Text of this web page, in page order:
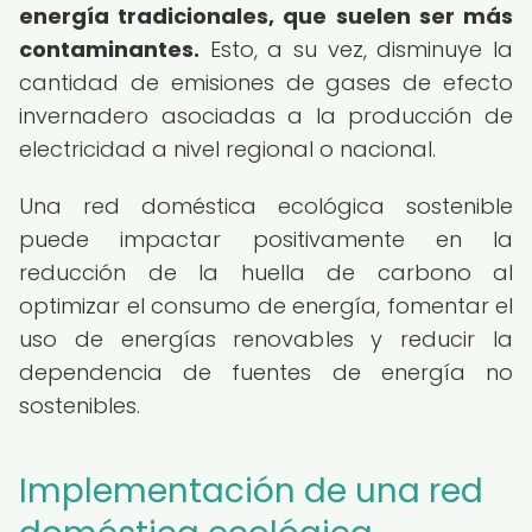
energía tradicionales, que suelen ser más
contaminantes. Esto, a su vez, disminuye la
cantidad de emisiones de gases de efecto
invernadero asociadas a la producción de
electricidad a nivel regional o nacional.
Una red doméstica ecológica sostenible
puede impactar positivamente en la
reducción de la huella de carbono al
optimizar el consumo de energía, fomentar el
uso de energías renovables y reducir la
dependencia de fuentes de energía no
sostenibles.
Implementación de una red